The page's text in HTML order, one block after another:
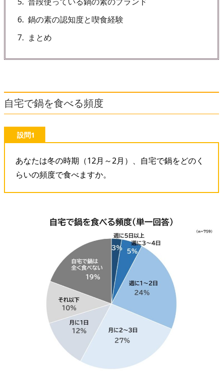
6 鍋の素の認知度と喫食経験
7
まとめ
自宅で鍋を食べる頻度
設問1
あなたは冬の時期（12月～2月）、自宅で鍋をどのく
らいの頻度で食べますか。